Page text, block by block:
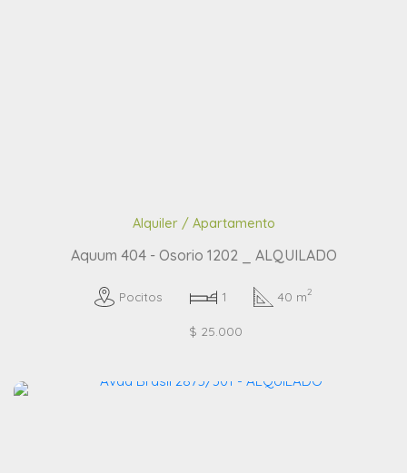
Alquiler / Apartamento
Aquum 404 - Osorio 1202 _ ALQUILADO
Pocitos 1 40 m2
$ 25.000